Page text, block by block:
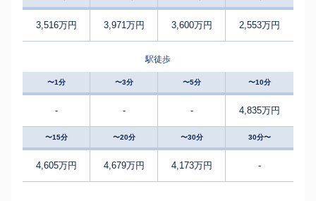
3,516万円 3,971万円 3,600万円 2,553万円
駅徒歩
〜1分 〜3分 〜5分 〜10分
- - - 4,835万円
〜15分 〜20分 〜30分 30分〜
4,605万円 4,679万円 4,173万円 -